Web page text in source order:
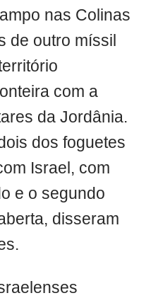
nas Colinas
de outro míssil
com a
da Jordânia.
dos foguetes
Israel, com
e o segundo
disseram